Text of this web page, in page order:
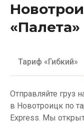
«Палета»
Тариф «Гибкий»
Отправляйте груз
в Новотроицк по
Express. Мы